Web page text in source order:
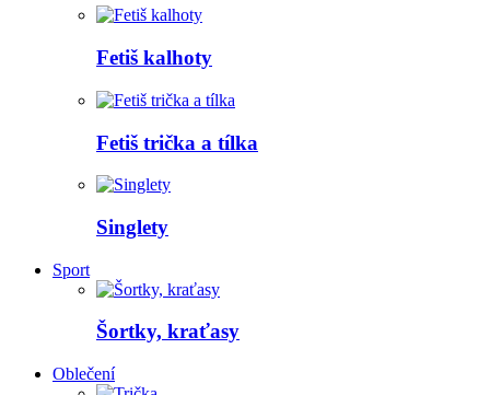
Fetiš kalhoty
Fetiš trička a tílka
Singlety
Sport
Šortky, kraťasy
Oblečení